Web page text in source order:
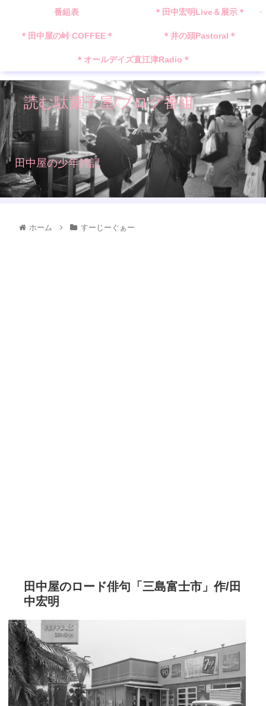
読む駄菓子屋/ブログ番組
田中屋の少年雑記
番組表 ＊田中宏明Live＆展示＊
＊田中屋の峠 COFFEE＊ ＊井の頭Pastoral＊
＊オールデイズ直江津Radio＊
ホーム すーじーぐぁー
田中屋のロード俳句「三島富士市」作/田
中宏明